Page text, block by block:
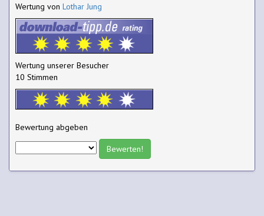
Wertung von Lothar Jung
Wertung unserer Besucher
10 Stimmen
Bewertung abgeben